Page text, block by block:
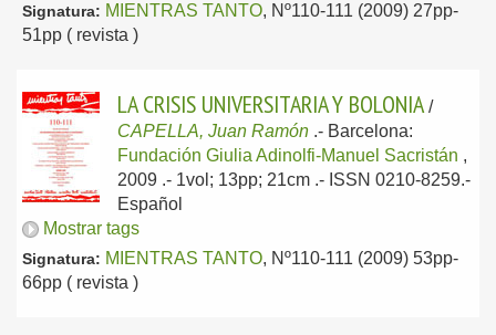
Signatura: MIENTRAS TANTO, Nº110-111 (2009) 27pp-
51pp ( revista )
LA CRISIS UNIVERSITARIA Y BOLONIA /
CAPELLA, Juan Ramón .- Barcelona:
Fundación Giulia Adinolfi-Manuel Sacristán ,
2009 .- 1vol; 13pp; 21cm .- ISSN 0210-8259.-
Español
Mostrar tags
Signatura: MIENTRAS TANTO, Nº110-111 (2009) 53pp-
66pp ( revista )